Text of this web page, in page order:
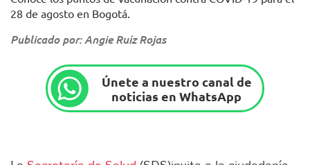
28 de agosto en Bogotá.
Publicado por: Angie Ruíz Rojas
Únete a nuestro canal de
noticias en WhatsApp